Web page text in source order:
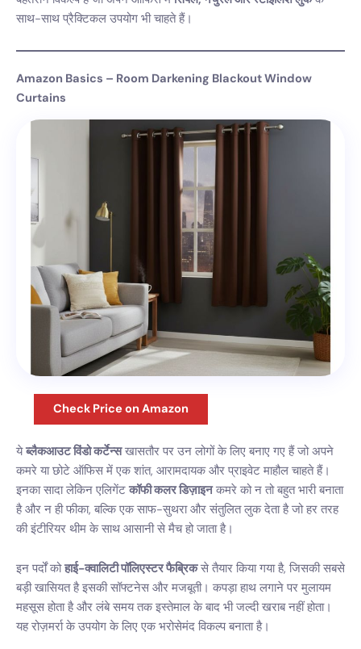
साथ-साथ प्रैक्टिकल उपयोग भी चाहते हैं।
Amazon Basics – Room Darkening Blackout Window
Curtains
Check Price on Amazon
येब्लैकआउट विंडो कर्टेन्सखासतौर पर उन लोगों के लिए बनाए गए हैं जो अपने
कमरे या छोटे ऑफिस में एक शांत, आरामदायक और प्राइवेट माहौल चाहते हैं।
इनका सादा लेकिन एलिगेंट कॉफी कलर डिज़ाइनकमरे को न तो बहुत भारी बनाता
है और न ही फीका, बल्कि एक साफ-सुथरा और संतुलित लुक देता है जो हर तरह
की इंटीरियर थीम के साथ आसानी से मैच हो जाता है।
इन पर्दों कोहाई-क्वालिटी पॉलिएस्टर फैब्रिकसे तैयार किया गया है, जिसकी सबसे
बड़ी खासियत है इसकी सॉफ्टनेस और मजबूती। कपड़ा हाथ लगाने पर मुलायम
महसूस होता है और लंबे समय तक इस्तेमाल के बाद भी जल्दी खराब नहीं होता।
यह रोज़मर्रा के उपयोग के लिए एक भरोसेमंद विकल्प बनाता है।